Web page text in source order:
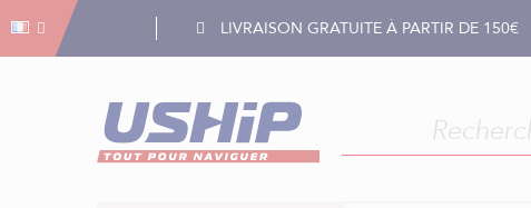
LIVRAISON GRATUITE À PARTIR DE 150€
Gestion des cookies
Gestion des cookies